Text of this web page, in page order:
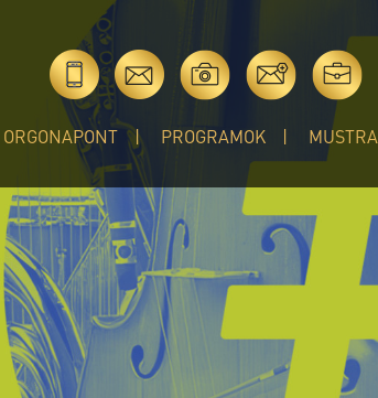
ORGONAPONT PROGRAMOK MUSTRA